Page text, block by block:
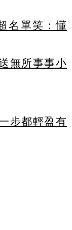
名單笑：懂
無所事事小
步都輕盈有